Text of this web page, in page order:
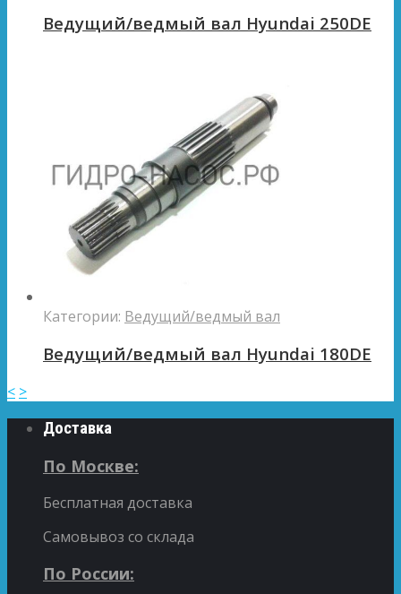
Ведущий/ведмый вал Hyundai 250DE
Категории: Ведущий/ведмый вал
Ведущий/ведмый вал Hyundai 180DE
< >
Доставка
По Москве:
Бесплатная доставка
Самовывоз со склада
По России: